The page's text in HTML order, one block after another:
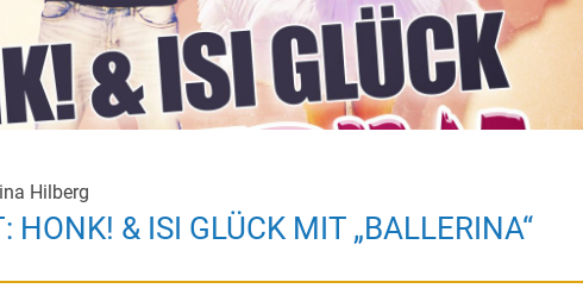
Hilberg
HONK! & ISI GLÜCK MIT „BALLERINA“